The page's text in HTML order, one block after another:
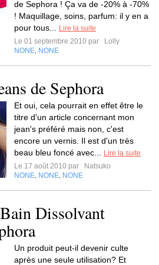
de Sephora ! Ça va de -20% à -70%
! Maquillage, soins, parfum: il y en a
pour tous...
Lire la suite
Le 01 septembre 2010 par
Lolly
NONE NONE
de Sephora
Et oui, cela pourrait en effet être le
titre d'un article concernant mon
jean's préféré mais non, c'est
encore un vernis. Il est d'un très
beau bleu foncé avec...
Lire la suite
Le 17 août 2010 par
Natsuko
NONE NONE NONE
Dissolvant
Un produit peut-il devenir culte
après une seule utilisation? Et